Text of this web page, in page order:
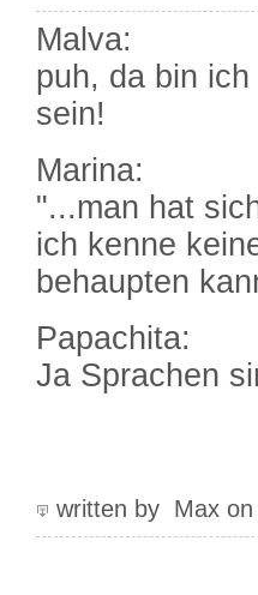
Malva:
puh, da bin
sein!
Marina:
"...man hat
ich kenne
behaupten
Papachita:
Ja Sprachen
written by Max